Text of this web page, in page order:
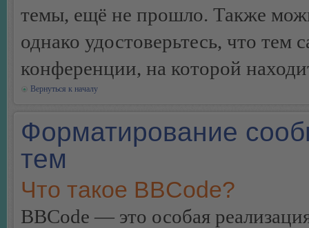
темы, ещё не прошло. Также
однако удостоверьтесь, что
конференции, на которой
Вернуться к началу
Форматирование
тем
Что такое BBCode?
BBCode — это особая